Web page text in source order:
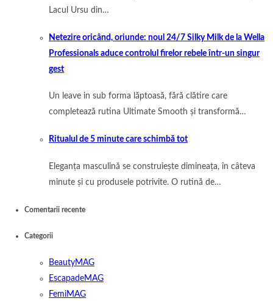
Lacul Ursu din…
Netezire oricând, oriunde: noul 24/7 Silky Milk de la Wella
Professionals aduce controlul firelor rebele într-un singur
gest
Un leave in sub forma lăptoasă, fără clătire care
completează rutina Ultimate Smooth și transformă…
Ritualul de 5 minute care schimbă tot
Eleganța masculină se construiește dimineața, în câteva
minute și cu produsele potrivite. O rutină de…
Comentarii recente
Categorii
BeautyMAG
EscapadeMAG
FemiMAG